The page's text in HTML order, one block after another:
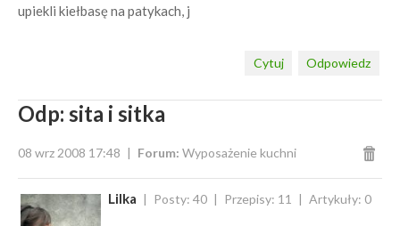
upiekli kiełbasę na patykach, j
Odpowiedz
Cytuj
Odp: sita i sitka
08 wrz 2008 17:48 Forum: Wyposażenie kuchni
Lilka Posty: 40 Przepisy: 11 Artykuły: 0